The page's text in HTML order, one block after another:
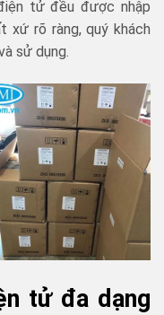
tử đều được nhập
xứ rõ ràng, quý khách
sử dụng.
tử đa dạng